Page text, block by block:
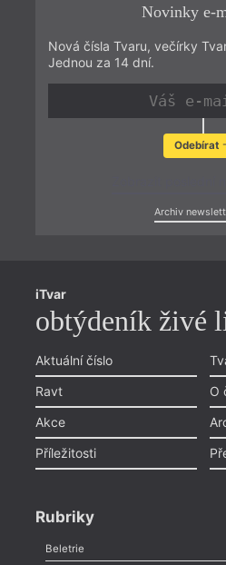
Novinky e-
Nová čísla Tvaru, večírky
Jednou za 14 dní.
Odebírat
Archiv
iTvar
obtýdeník živé
Aktuální číslo
Ravt
Akce
Příležitosti
O
Rubriky
Beletrie